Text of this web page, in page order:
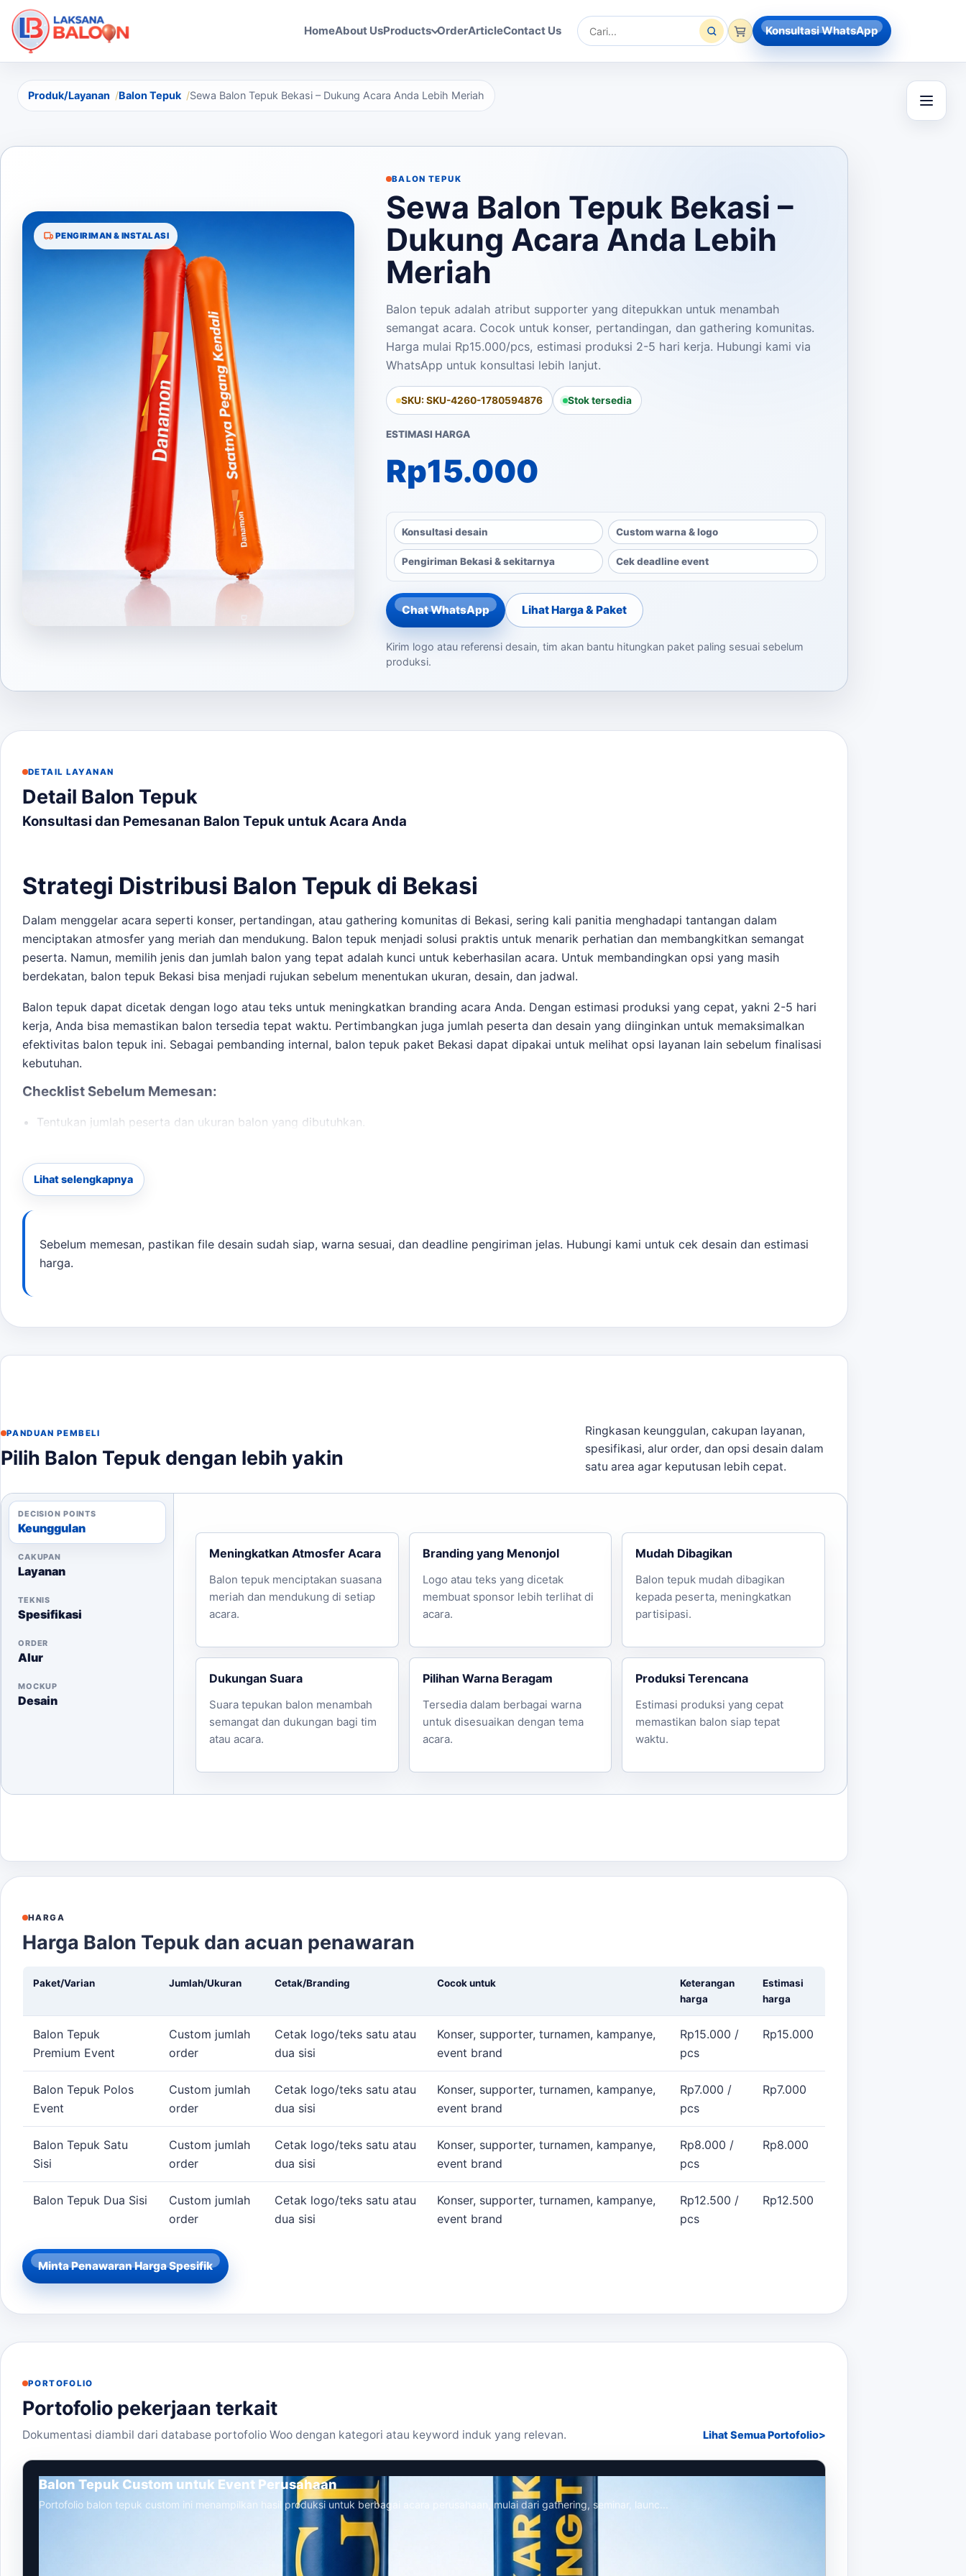
HomeAbout UsProducts OrderArticleContact Us
Cari
Konsultasi WhatsApp
Produk/Layanan Balon Tepuk Sewa Balon Tepuk Bekasi – Dukung Acara Anda Lebih Meriah
PENGIRIMAN & INSTALASI
BALON TEPUK
Sewa Balon Tepuk Bekasi –
Dukung Acara Anda Lebih
Meriah
Balon tepuk adalah atribut supporter yang ditepukkan untuk menambah
semangat acara. Cocok untuk konser, pertandingan, dan gathering komunitas.
Harga mulai Rp15.000/pcs, estimasi produksi 2-5 hari kerja. Hubungi kami via
WhatsApp untuk konsultasi lebih lanjut.
SKU: SKU-4260-1780594876 Stok tersedia
ESTIMASI HARGA
Rp15.000
Konsultasi desain Custom warna & logo
Pengiriman Bekasi & sekitarnya Cek deadline event
Chat WhatsApp Lihat Harga & Paket
Kirim logo atau referensi desain, tim akan bantu hitungkan paket paling sesuai sebelum
produksi.
DETAIL LAYANAN
Detail Balon Tepuk
Konsultasi dan Pemesanan Balon Tepuk untuk Acara Anda
Strategi Distribusi Balon Tepuk di Bekasi
Dalam menggelar acara seperti konser, pertandingan, atau gathering komunitas di Bekasi, sering kali panitia menghadapi tantangan dalam
menciptakan atmosfer yang meriah dan mendukung. Balon tepuk menjadi solusi praktis untuk menarik perhatian dan membangkitkan semangat
peserta. Namun, memilih jenis dan jumlah balon yang tepat adalah kunci untuk keberhasilan acara. Untuk membandingkan opsi yang masih
berdekatan, balon tepuk Bekasi bisa menjadi rujukan sebelum menentukan ukuran, desain, dan jadwal.
Balon tepuk dapat dicetak dengan logo atau teks untuk meningkatkan branding acara Anda. Dengan estimasi produksi yang cepat, yakni 2-5 hari
kerja, Anda bisa memastikan balon tersedia tepat waktu. Pertimbangkan juga jumlah peserta dan desain yang diinginkan untuk memaksimalkan
efektivitas balon tepuk ini. Sebagai pembanding internal, balon tepuk paket Bekasi dapat dipakai untuk melihat opsi layanan lain sebelum finalisasi
kebutuhan.
Checklist Sebelum Memesan:
Tentukan jumlah peserta dan ukuran balon yang dibutuhkan.
Diskusikan opsi packing dan distribusi di venue.
Dengan memahami langkah-langkah ini, Anda akan lebih siap untuk memesan balon tepuk yang sesuai dengan kebutuhan acara Anda. Untuk
masih relevan tanpa mengalihkan fokus dari kebutuhan utama.
Lihat selengkapnya
Sebelum memesan, pastikan file desain sudah siap, warna sesuai, dan deadline pengiriman jelas. Hubungi kami untuk cek desain dan estimasi
harga.
PANDUAN PEMBELI
Pilih Balon Tepuk dengan lebih yakin
Ringkasan keunggulan, cakupan layanan,
spesifikasi, alur order, dan opsi desain dalam
satu area agar keputusan lebih cepat.
DECISION POINTS
Keunggulan
CAKUPAN
Layanan
TEKNIS
Spesifikasi
ORDER
Alur
MOCKUP
Desain
Meningkatkan Atmosfer Acara
Balon tepuk menciptakan suasana
meriah dan mendukung di setiap
acara.
Branding yang Menonjol
Logo atau teks yang dicetak
membuat sponsor lebih terlihat di
acara.
Mudah Dibagikan
Balon tepuk mudah dibagikan
kepada peserta, meningkatkan
partisipasi.
Dukungan Suara
Suara tepukan balon menambah
semangat dan dukungan bagi tim
atau acara.
Pilihan Warna Beragam
Tersedia dalam berbagai warna
untuk disesuaikan dengan tema
acara.
Produksi Terencana
Estimasi produksi yang cepat
memastikan balon siap tepat
waktu.
HARGA
Harga Balon Tepuk dan acuan penawaran
Paket/Varian Jumlah/Ukuran Cetak/Branding Cocok untuk
Keterangan
harga
Estimasi
harga
Balon Tepuk
Premium Event
Custom jumlah
order
Cetak logo/teks satu atau
dua sisi
Konser, supporter, turnamen, kampanye,
event brand
Rp15.000 /
pcs
Rp15.000
Balon Tepuk Polos
Event
Custom jumlah
order
Cetak logo/teks satu atau
dua sisi
Konser, supporter, turnamen, kampanye,
event brand
Rp7.000 /
pcs
Rp7.000
Balon Tepuk Satu
Sisi
Custom jumlah
order
Cetak logo/teks satu atau
dua sisi
Konser, supporter, turnamen, kampanye,
event brand
Rp8.000 /
pcs
Rp8.000
Balon Tepuk Dua Sisi
Custom jumlah
order
Cetak logo/teks satu atau
dua sisi
Konser, supporter, turnamen, kampanye,
event brand
Rp12.500 /
pcs
Rp12.500
Minta Penawaran Harga Spesifik
PORTOFOLIO
Portofolio pekerjaan terkait
Dokumentasi diambil dari database portofolio Woo dengan kategori atau keyword induk yang relevan. Lihat Semua Portofolio
Balon Tepuk Custom untuk Event Perusahaan
Portofolio balon tepuk custom ini menampilkan hasil produksi untuk berbagai acara perusahaan, mulai dari gathering, seminar, launc...